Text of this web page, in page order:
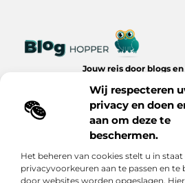
Wij respecteren
privacy en doen
aan om deze te
beschermen.
Het beheren van cookies stelt u in
privacyvoorkeuren aan te passen en te
door websites worden opgeslagen.
Jouw reis door blogs
dagelijks leven op
Bericht categorie
Onze informatie